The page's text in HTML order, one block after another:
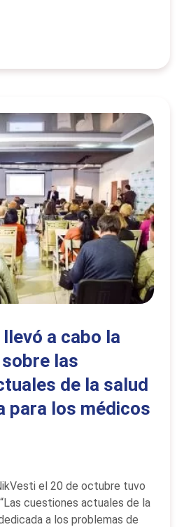
a cabo la
las
de la salud
para los médicos
el 20 de octubre tuvo
cuestiones actuales de la
a los problemas de